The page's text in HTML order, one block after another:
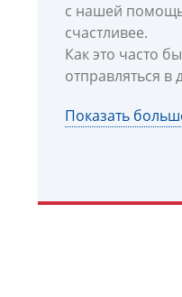
с нашей
счастливее.
Как это часто
отправляться
Показать